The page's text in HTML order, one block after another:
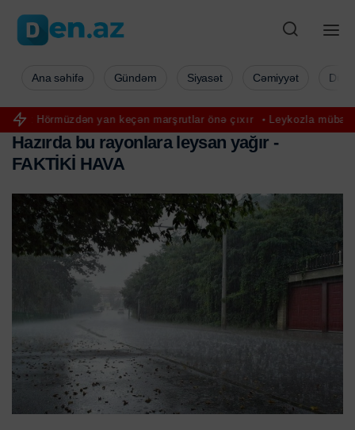
yan keçən marşrutlar önə çıxır Leykozla mübarizə aparan
Ana səhifə Gündəm Siyasət Cəmiyyət
Hazırda bu rayonlara leysan yağır -
FAKTİKİ HAVA